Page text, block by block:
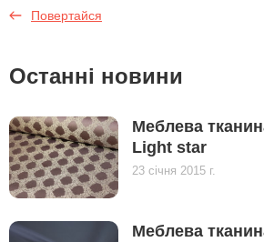
Повертайся
Останні новини
Меблева
Light star
23 січня 2015 г.
Меблева